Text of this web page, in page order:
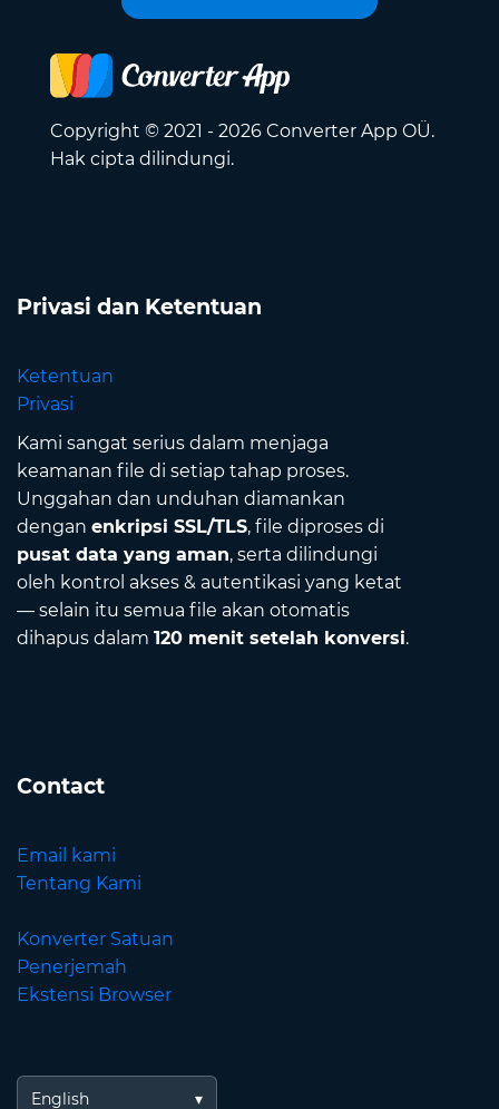
Copyright © 2021 - 2026 Converter App OÜ.
Hak cipta dilindungi.
Privasi dan Ketentuan
Ketentuan
Privasi
Kami sangat serius dalam menjaga
keamanan file di setiap tahap proses.
Unggahan dan unduhan diamankan
dengan enkripsi SSL/TLS, file diproses di
pusat data yang aman, serta dilindungi
oleh kontrol akses & autentikasi yang ketat
— selain itu semua file akan otomatis
dihapus dalam 120 menit setelah konversi.
Contact
Email kami
Tentang Kami
Konverter Satuan
Penerjemah
Ekstensi Browser
English